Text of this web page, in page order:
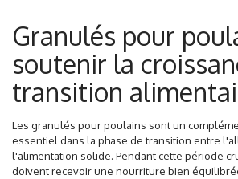
Granulés pour
soutenir la
transition
Les granulés pour poulains sont un
essentiel dans la phase de transition entre
l'alimentation solide. Pendant cette période
doivent recevoir une nourriture bien